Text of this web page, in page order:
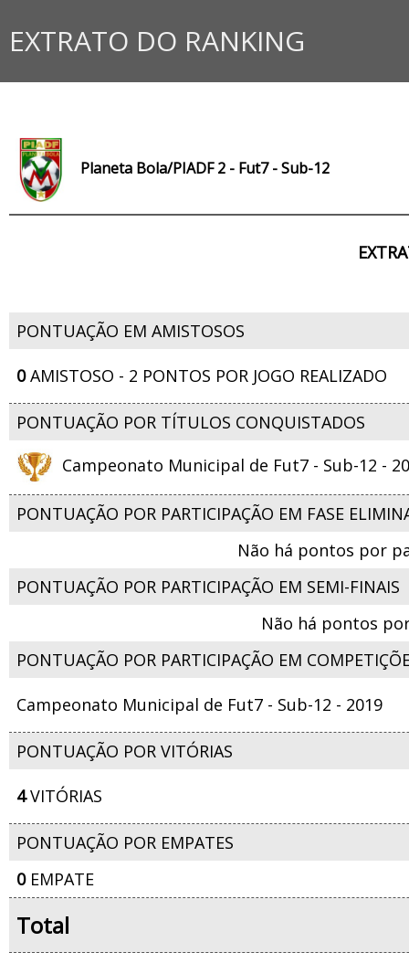
EXTRATO DO RANKING
Planeta Bola/PIADF 2 - Fut7 - Sub-12
PONTUAÇÃO EM AMISTOSOS
0AMISTOSO - 2 PONTOS POR JOGO REALIZADO
PONTUAÇÃO POR TÍTULOS CONQUISTADOS
Campeonato Municipal de Fut7 - Sub-12 -
PONTUAÇÃO POR PARTICIPAÇÃO EM FASE
Não há pontos por
PONTUAÇÃO POR PARTICIPAÇÃO EM SEMI-FINAIS
Não há pontos
PONTUAÇÃO POR PARTICIPAÇÃO EM
Campeonato Municipal de Fut7 - Sub-12 - 2019
PONTUAÇÃO POR VITÓRIAS
4VITÓRIAS
PONTUAÇÃO POR EMPATES
0EMPATE
Total